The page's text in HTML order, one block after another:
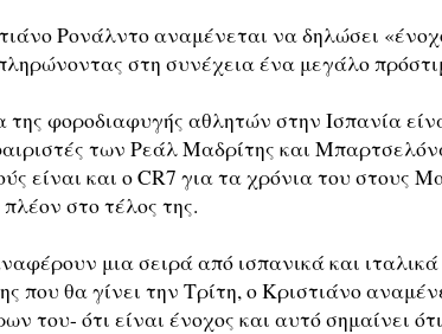
Ρονάλντο αναμένεται να δηλώσει
στη συνέχεια ένα μεγάλο
της φοροδιαφυγής αθλητών στην Ισπανία
των Ρεάλ Μαδρίτης και
είναι και ο CR7 για τα χρόνια του στους
στο τέλος της.
μια σειρά από ισπανικά και
που θα γίνει την Τρίτη, ο Κριστιάνο
του- ότι είναι ένοχος και αυτό σημαίνει